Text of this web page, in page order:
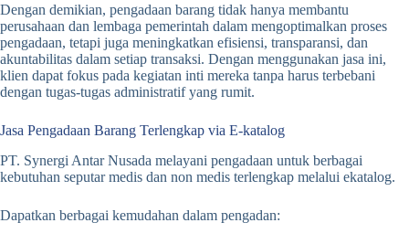
Dengan demikian, pengadaan barang tidak hanya membantu
perusahaan dan lembaga pemerintah dalam mengoptimalkan proses
pengadaan, tetapi juga meningkatkan efisiensi, transparansi, dan
akuntabilitas dalam setiap transaksi. Dengan menggunakan jasa ini,
klien dapat fokus pada kegiatan inti mereka tanpa harus terbebani
dengan tugas-tugas administratif yang rumit.
Jasa Pengadaan Barang Terlengkap via E-katalog
PT. Synergi Antar Nusada melayani pengadaan untuk berbagai
kebutuhan seputar medis dan non medis terlengkap melalui ekatalog.
Dapatkan berbagai kemudahan dalam pengadan: